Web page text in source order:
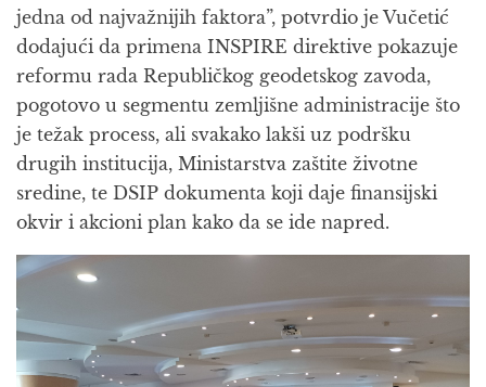
jedna od najvažnijih faktora”, potvrdio je Vučetić
dodajući da primena INSPIRE direktive pokazuje
reformu rada Republičkog geodetskog zavoda,
pogotovo u segmentu zemljišne administracije što
je težak process, ali svakako lakši uz podršku
drugih institucija, Ministarstva zaštite životne
sredine, te DSIP dokumenta koji daje finansijski
okvir i akcioni plan kako da se ide napred.